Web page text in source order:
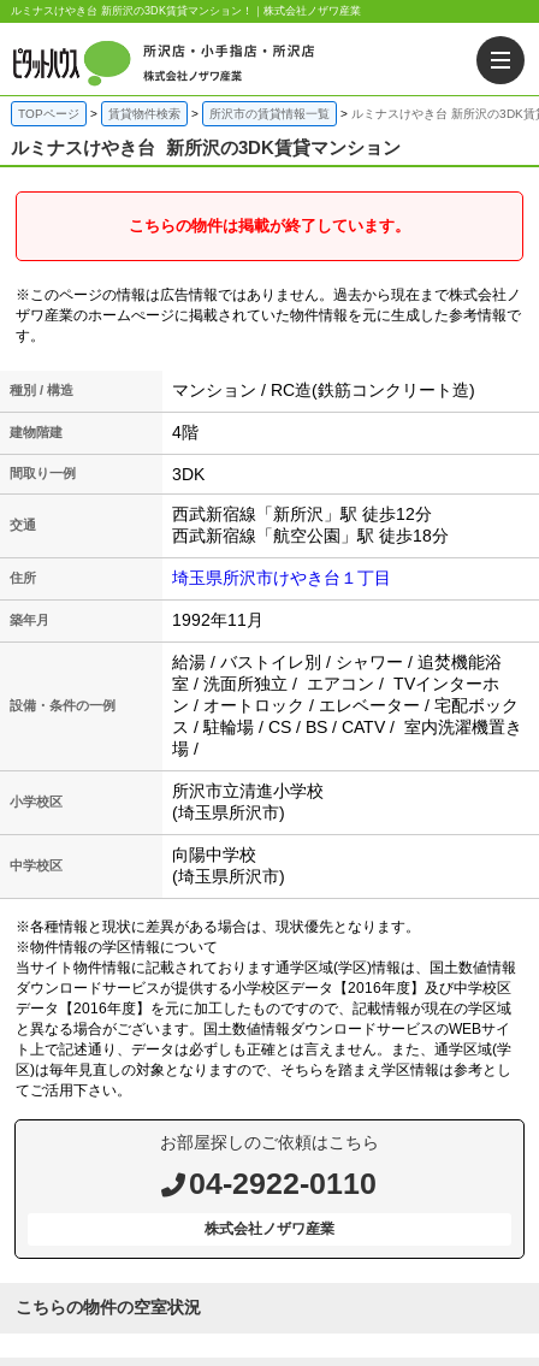
ルミナスけやき台 新所沢の3DK賃貸マンション！｜株式会社ノザワ産業
TOPページ 賃貸物件検索 所沢市の賃貸情報一覧 ルミナスけやき台 新所沢の3DK賃
ルミナスけやき台 新所沢の3DK賃貸マンション
こちらの物件は掲載が終了しています。
※このページの情報は広告情報ではありません。過去から現在まで株式会社ノ
ザワ産業のホームぺージに掲載されていた物件情報を元に生成した参考情報で
す。
種別 / 構造 マンション / RC造(鉄筋コンクリート造)
建物階建 4階
間取り一例 3DK
交通
西武新宿線「新所沢」駅 徒歩12分
西武新宿線「航空公園」駅 徒歩18分
住所 埼玉県所沢市けやき台１丁目
築年月 1992年11月
設備・条件の一例
給湯 / バストイレ別 / シャワー / 追焚機能浴
室 / 洗面所独立 / エアコン / TVインターホ
ン / オートロック / エレベーター / 宅配ボック
ス / 駐輪場 / CS / BS / CATV / 室内洗濯機置き
場 /
小学校区
所沢市立清進小学校
(埼玉県所沢市)
中学校区
向陽中学校
(埼玉県所沢市)
※各種情報と現状に差異がある場合は、現状優先となります。
※物件情報の学区情報について
当サイト物件情報に記載されております通学区域(学区)情報は、国土数値情報
ダウンロードサービスが提供する小学校区データ【2016年度】及び中学校区
データ【2016年度】を元に加工したものですので、記載情報が現在の学区域
と異なる場合がございます。国土数値情報ダウンロードサービスのWEBサイ
ト上で記述通り、データは必ずしも正確とは言えません。また、通学区域(学
区)は毎年見直しの対象となりますので、そちらを踏まえ学区情報は参考とし
てご活用下さい。
お部屋探しのご依頼はこちら
04-2922-0110
株式会社ノザワ産業
こちらの物件の空室状況